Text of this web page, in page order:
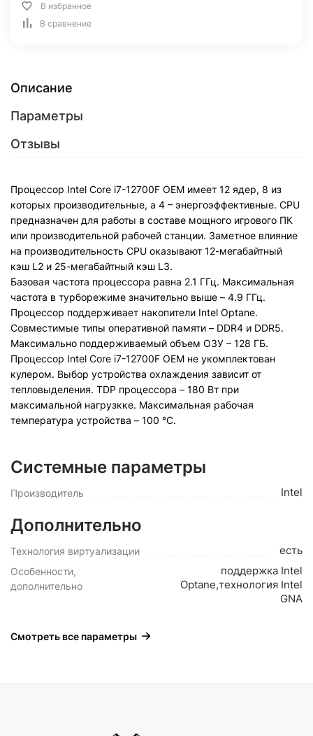
В избранное
В сравнение
Описание
Параметры
Отзывы
Процессор Intel Core i7-12700F OEM имеет 12 ядер, 8 из
которых производительные, а 4 – энергоэффективные. CPU
предназначен для работы в составе мощного игрового ПК
или производительной рабочей станции. Заметное влияние
на производительность CPU оказывают 12-мегабайтный
кэш L2 и 25-мегабайтный кэш L3.
Базовая частота процессора равна 2.1 ГГц. Максимальная
частота в турборежиме значительно выше – 4.9 ГГц.
Процессор поддерживает накопители Intel Optane.
Совместимые типы оперативной памяти – DDR4 и DDR5.
Максимально поддерживаемый объем ОЗУ – 128 ГБ.
Процессор Intel Core i7-12700F OEM не укомплектован
кулером. Выбор устройства охлаждения зависит от
тепловыделения. TDP процессора – 180 Вт при
максимальной нагрузкке. Максимальная рабочая
температура устройства – 100 °C.
Системные параметры
Производитель Intel
Дополнительно
Технология виртуализации есть
Особенности,
дополнительно
поддержка Intel
Optane,технология Intel
GNA
Смотреть все параметры